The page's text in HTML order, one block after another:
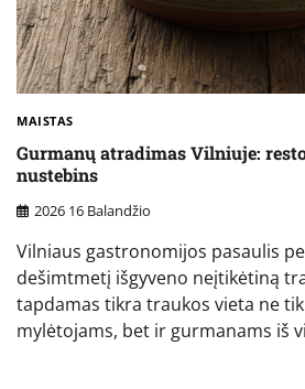
MAISTAS
Gurmanų atradimas Vilniuje:
nustebins
2026 16 Balandžio
Vilniaus gastronomijos pasaulis
dešimtmetį išgyveno neįtikėtiną
tapdamas tikra traukos vieta ne
mylėtojams, bet ir gurmanams iš